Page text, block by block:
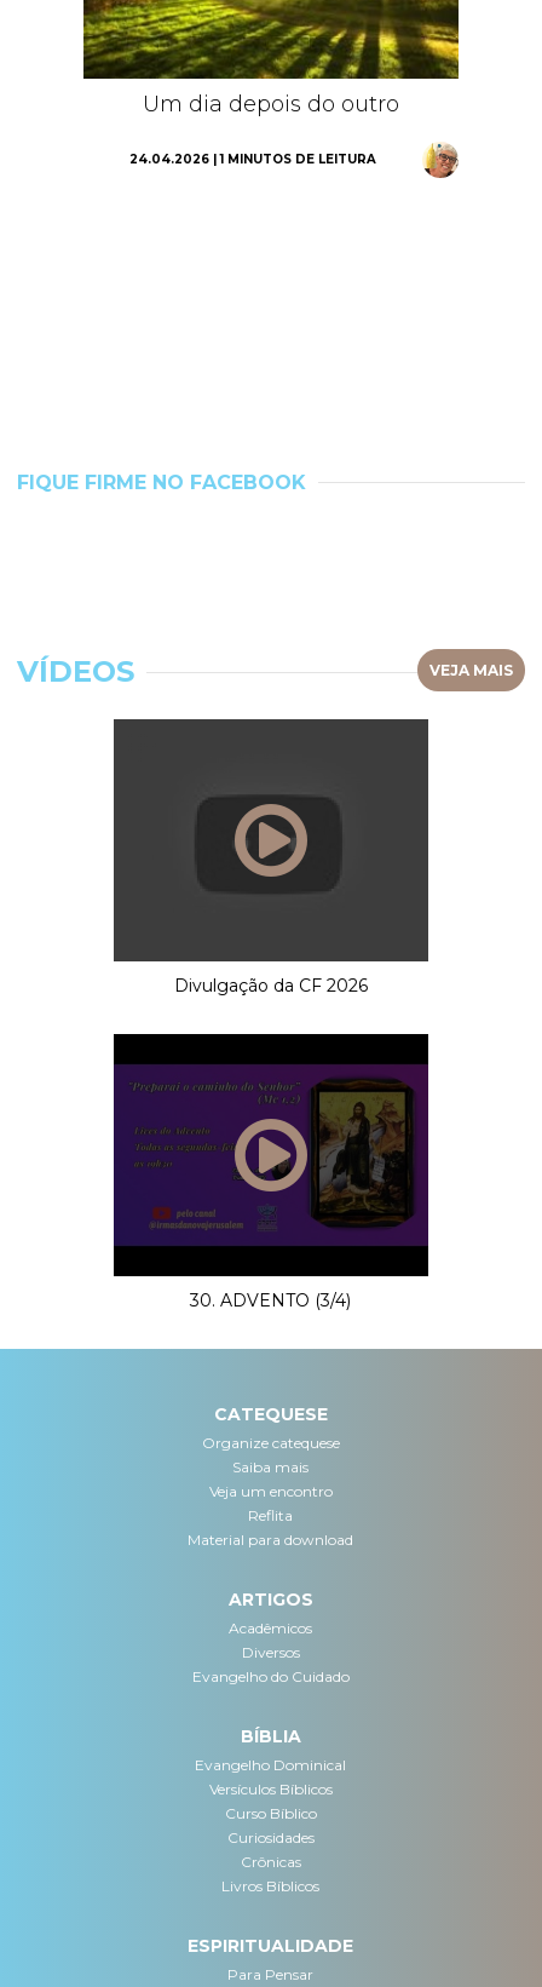
Um dia depois do outro
24.04.2026 | 1 MINUTOS DE LEITURA
FIQUE FIRME NO FACEBOOK
VÍDEOS VEJA MAIS
Divulgação da CF 2026
30. ADVENTO (3/4)
CATEQUESE
Organize catequese
Saiba mais
Veja um encontro
Reflita
Material para download
ARTIGOS
Acadêmicos
Diversos
Evangelho do Cuidado
BÍBLIA
Evangelho Dominical
Versículos Bíblicos
Curso Bíblico
Curiosidades
Crônicas
Livros Bíblicos
ESPIRITUALIDADE
Para Pensar